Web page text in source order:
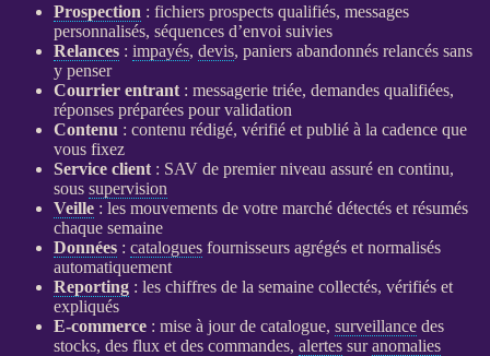
Prospection : fichiers prospectsqualifiés, messages
personnalisés, séquences d’envoi suivies
Relances: impayés, devis, paniers abandonnés relancés sans
y penser
Courrier entrant: messagerie triée, demandes qualifiées,
réponses préparées pour validation
Contenu : contenu rédigé, vérifié et publié à la cadence que
vous fixez
Service client: SAV de premier niveau assuré en continu,
sous supervision
Veille: les mouvements de votre marché détectés et résumés
chaque semaine
Données: cataloguesfournisseurs agrégés et normalisés
automatiquement
Reporting: les chiffres de la semaine collectés, vérifiés et
expliqués
E-commerce: mise à jour de catalogue, surveillancedes
stocks, des fluxet des commandes, alertessuranomalies